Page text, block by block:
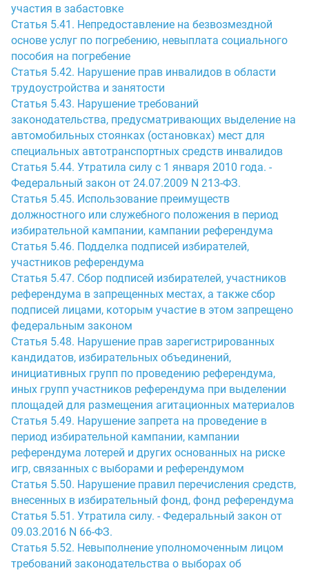
участия в забастовке
Статья 5.41. Непредоставление на безвозмездной
основе услуг по погребению, невыплата социального
пособия на погребение
Статья 5.42. Нарушение прав инвалидов в области
трудоустройства и занятости
Статья 5.43. Нарушение требований
законодательства, предусматривающих выделение на
автомобильных стоянках (остановках) мест для
специальных автотранспортных средств инвалидов
Статья 5.44. Утратила силу с 1 января 2010 года. -
Федеральный закон от 24.07.2009 N 213-ФЗ.
Статья 5.45. Использование преимуществ
должностного или служебного положения в период
избирательной кампании, кампании референдума
Статья 5.46. Подделка подписей избирателей,
участников референдума
Статья 5.47. Сбор подписей избирателей, участников
референдума в запрещенных местах, а также сбор
подписей лицами, которым участие в этом запрещено
федеральным законом
Статья 5.48. Нарушение прав зарегистрированных
кандидатов, избирательных объединений,
инициативных групп по проведению референдума,
иных групп участников референдума при выделении
площадей для размещения агитационных материалов
Статья 5.49. Нарушение запрета на проведение в
период избирательной кампании, кампании
референдума лотерей и других основанных на риске
игр, связанных с выборами и референдумом
Статья 5.50. Нарушение правил перечисления средств,
внесенных в избирательный фонд, фонд референдума
Статья 5.51. Утратила силу. - Федеральный закон от
09.03.2016 N 66-ФЗ.
Статья 5.52. Невыполнение уполномоченным лицом
требований законодательства о выборах об